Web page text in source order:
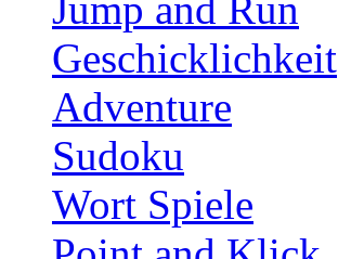
Geschicklichkeit
Adventure
Sudoku
Wort Spiele